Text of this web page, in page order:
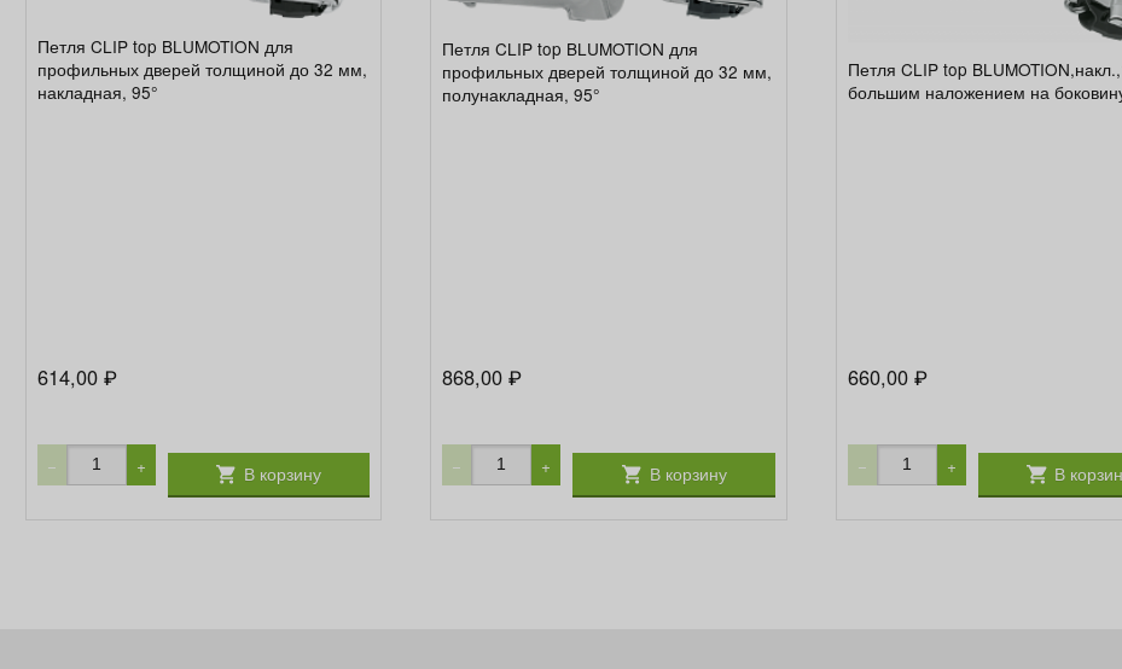
Петля CLIP top BLUMOTION для
профильных дверей толщиной до 32 мм,
накладная, 95°
614,00 ₽
− + В корзину
Петля CLIP top BLUMOTION для
профильных дверей толщиной до 32 мм,
полунакладная, 95°
868,00₽
− + В корзину
Петля CLIP top
большим наложением на
660,00₽
− + В